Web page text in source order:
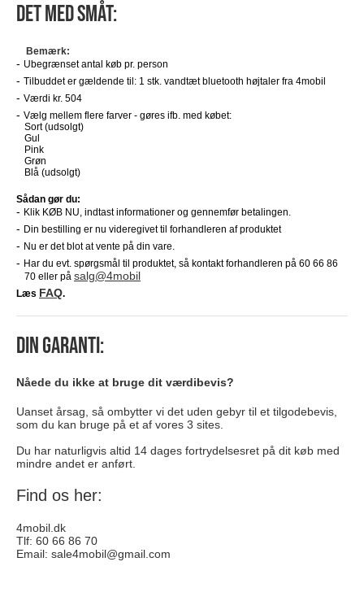
Det med småt:
Bemærk:
Ubegrænset antal køb pr. person
Tilbuddet er gældende til: 1 stk. vandtæt bluetooth højtaler fra 4mobil
Værdi kr. 504
Vælg mellem flere farver - gøres ifb. med købet:
Sort(udsolgt)
Gul
Pink
Grøn
Blå (udsolgt)
Sådan gør du:
Klik KØB NU, indtast informationer og gennemfør betalingen.
Din bestilling er nu videregivet til forhandleren af produktet
Nu er det blot at vente på din vare.
Har du evt. spørgsmål til produktet, så kontakt forhandleren på 60 66 86
70 eller på salg@4mobil
Læs FAQ.
Din garanti:
Nåede du ikke at bruge dit værdibevis?
Uanset årsag, så ombytter vi det uden gebyr til et tilgodebevis,
som du kan bruge på et af vores 3 sites.
Du har naturligvis altid 14 dages fortrydelsesret på dit køb med
mindre andet er anført.
Find os her:
4mobil.dk
Tlf: 60 66 86 70
Email: sale4mobil@gmail.com